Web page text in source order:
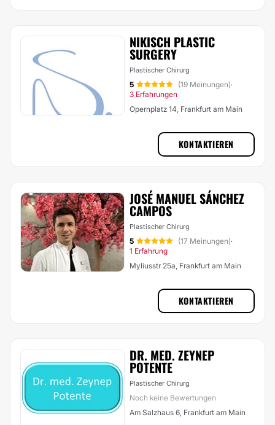
NIKISCH PLASTIC
SURGERY
Plastischer Chirurg
5 (19 Meinungen)·
3 Erfahrungen
Opernplatz 14, Frankfurt am Main
KONTAKTIEREN
JOSÉ MANUEL SÁNCHEZ
CAMPOS
Plastischer Chirurg
5 (17 Meinungen)·
1 Erfahrung
Myliusstr 25a, Frankfurt am Main
KONTAKTIEREN
DR. MED. ZEYNEP
POTENTE
Plastischer Chirurg
Noch keine Bewertungen
Am Salzhaus 6, Frankfurt am Main